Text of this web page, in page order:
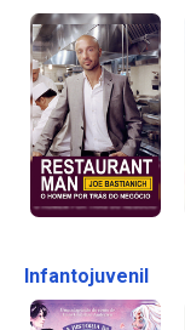
Infantojuvenil